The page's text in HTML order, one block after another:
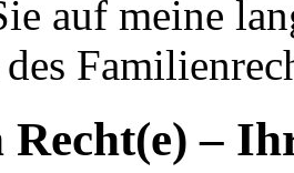
auf meine
Recht(e) –